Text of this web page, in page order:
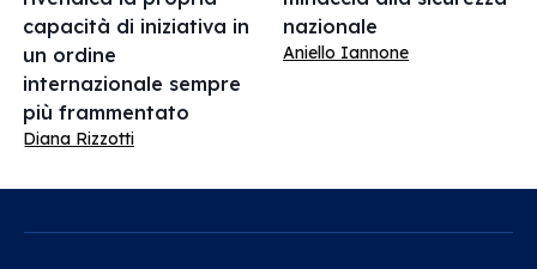
capacità di iniziativa in
un ordine
internazionale sempre
più frammentato
Diana Rizzotti
nazionale
Aniello Iannone